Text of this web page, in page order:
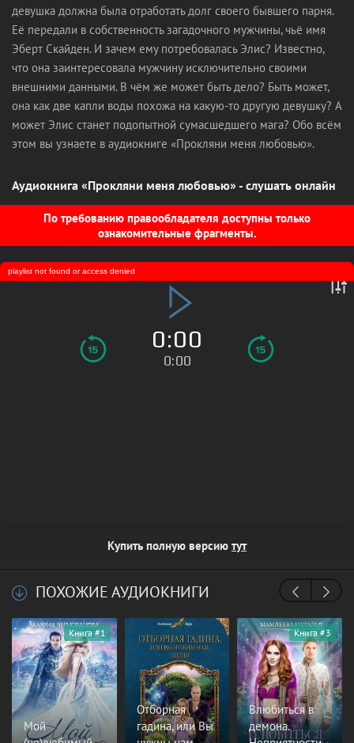
девушка должна была отработать долг своего бывшего парня.
Её передали в собственность загадочного мужчины, чьё имя
Эберт Скайден. И зачем ему потребовалась Элис? Известно,
что она заинтересовала мужчину исключительно своими
внешними данными. В чём же может быть дело? Быть может,
она как две капли воды похожа на какую-то другую девушку? А
может Элис станет подопытной сумасшедшего мага? Обо всём
этом вы узнаете в аудиокниге «Прокляни меня любовью».
Аудиокнига «Прокляни меня любовью» - слушать онлайн
По требованию правообладателя доступны только
ознакомительные фрагменты.
0:00
0:00
playlist not found or access denied
Купить полную версию тут
ПОХОЖИЕ АУДИОКНИГИ
Мой
Книга #1
Отборная
гадина, или Вы
Влюбиться в
демона.
Книга #3